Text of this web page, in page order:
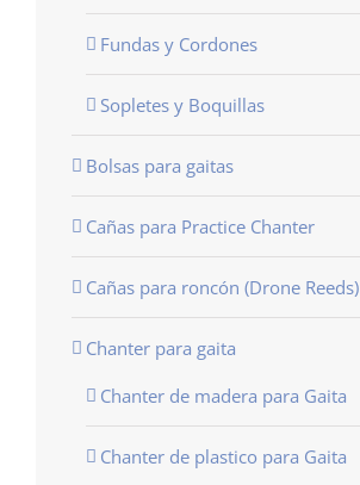
Fundas y Cordones
Sopletes y Boquillas
Bolsas para gaitas
Cañas para Practice Chanter
Cañas para roncón (Drone Reeds)
Chanter para gaita
Chanter de madera para Gaita
Chanter de plastico para Gaita